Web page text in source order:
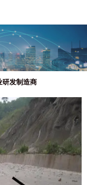
研发制造商